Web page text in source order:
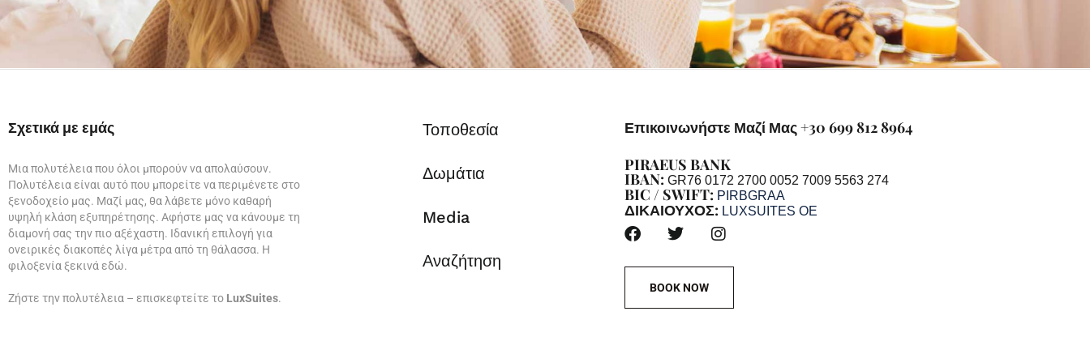
Σχετικά με εμάς
Μια πολυτέλεια που όλοι μπορούν να απολαύσουν.
Πολυτέλεια είναι αυτό που μπορείτε να περιμένετε στο
ξενοδοχείο μας. Μαζί μας, θα λάβετε μόνο καθαρή
υψηλή κλάση εξυπηρέτησης. Αφήστε μας να κάνουμε τη
διαμονή σας την πιο αξέχαστη. Ιδανική επιλογή για
ονειρικές διακοπές λίγα μέτρα από τη θάλασσα. Η
φιλοξενία ξεκινά εδώ.
Ζήστε την πολυτέλεια – επισκεφτείτε το LuxSuites.
Τοποθεσία
Δωμάτια
Media
Αναζήτηση
Επικοινωνήστε Μαζί Μας +30 699 812 8964
PIRAEUS BANK
IBAN: GR76 0172 2700 0052 7009 5563 274
BIC / SWIFT: PIRBGRAA
ΔΙΚΑΙΟΥΧΟΣ: LUXSUITES OE
BOOK NOW